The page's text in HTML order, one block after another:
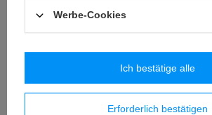
Ähnliche Produkte
Werbe-Cookies
Erforderlich bestätigen
Ich bestätige alle